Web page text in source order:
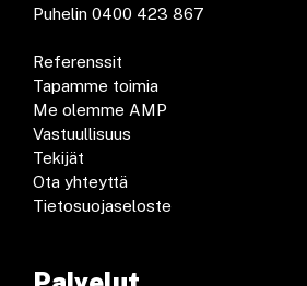
Puhelin 0400 423 867
Referenssit
Tapamme toimia
Me olemme AMP
Vastuullisuus
Tekijät
Ota yhteyttä
Tietosuojaseloste